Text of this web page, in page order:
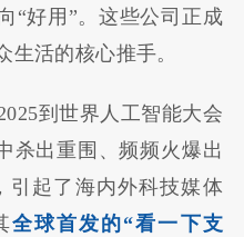
“好用”。这些公司正成
活的核心推手。
到世界人工智能大会
杀出重围、频频火爆出
引起了海内外科技媒体
全球首发的“看一下支